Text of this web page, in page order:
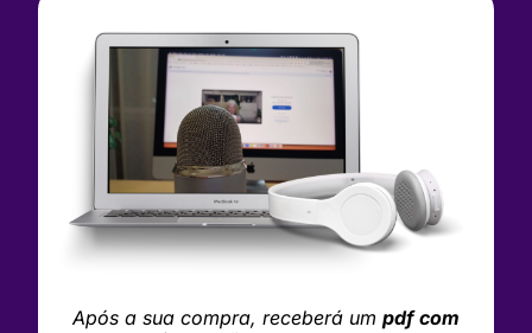
Após a sua compra, receberá um pdf com